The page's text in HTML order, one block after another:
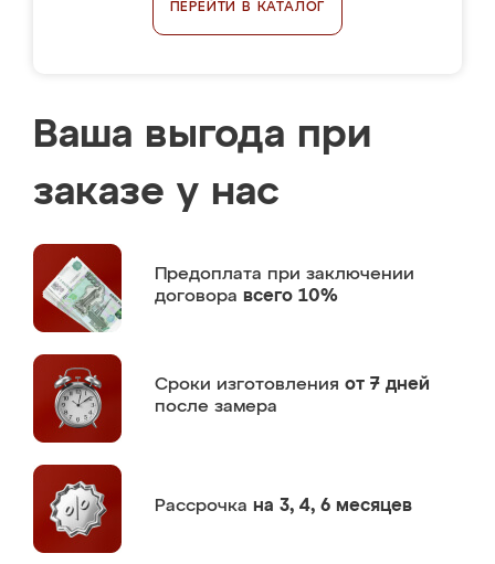
ПЕРЕЙТИ В КАТАЛОГ
Ваша выгода при
заказе у нас
Предоплата при заключении
договора всего 10%
Сроки изготовления от 7 дней
после замера
Рассрочка на 3, 4, 6 месяцев